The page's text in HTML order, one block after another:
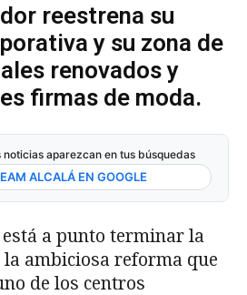
reestrena su
y su zona de
renovados y
firmas de moda.
noticias aparezcan en tus búsquedas
ALCALÁ EN GOOGLE
a punto terminar la
ambiciosa reforma que
de los centros